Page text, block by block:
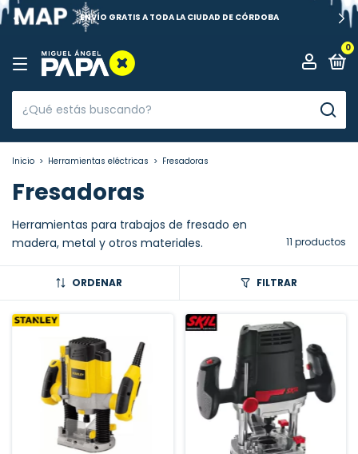
ENVÍO GRATIS A TODA LA CIUDAD DE CÓRDOBA
0
Inicio > Herramientas eléctricas > Fresadoras
Fresadoras
Herramientas para trabajos de fresado en
madera, metal y otros materiales.
11 productos
ORDENAR FILTRAR